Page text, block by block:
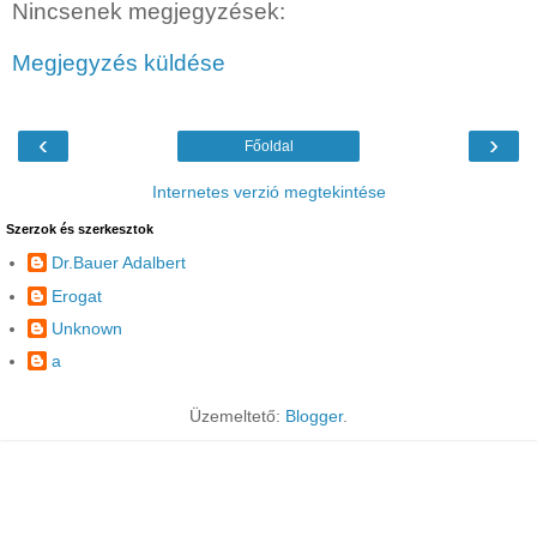
Nincsenek megjegyzések:
Megjegyzés küldése
‹ ›
Főoldal
Internetes verzió megtekintése
Szerzok és szerkesztok
Dr.Bauer Adalbert
Erogat
Unknown
a
Üzemeltető: Blogger.